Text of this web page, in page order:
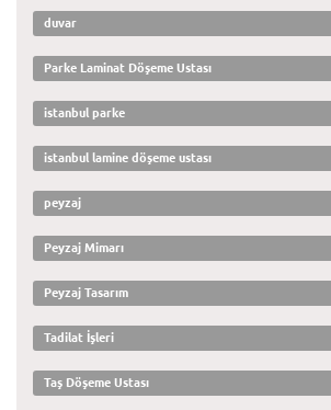
duvar
Parke Laminat Döşeme Ustası
istanbul parke
istanbul lamine döşeme ustası
peyzaj
Peyzaj Mimarı
Peyzaj Tasarım
Tadilat İşleri
Taş Döşeme Ustası